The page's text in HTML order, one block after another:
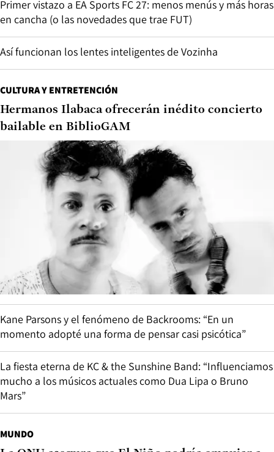
Primer vistazo a EA Sports FC 27: menos menús y más horas
en cancha (o las novedades que trae FUT)
Así funcionan los lentes inteligentes de Vozinha
CULTURA Y ENTRETENCIÓN
Hermanos Ilabaca ofrecerán inédito concierto
bailable en BiblioGAM
Kane Parsons y el fenómeno de Backrooms: “En un
momento adopté una forma de pensar casi psicótica”
La fiesta eterna de KC & the Sunshine Band: “Influenciamos
mucho a los músicos actuales como Dua Lipa o Bruno
Mars”
MUNDO